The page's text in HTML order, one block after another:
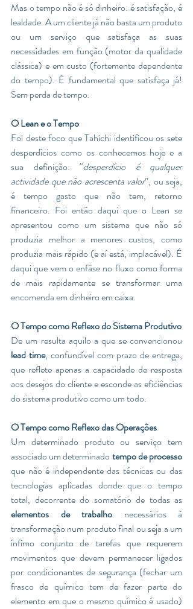
Mas o tempo não é só dinheiro: é satisfação, é
lealdade. A um cliente já não basta um produto
ou um serviço que satisfaça as suas
necessidades em função (motor da qualidade
clássica) e em custo (fortemente dependente
do tempo). É fundamental que satisfaça já!
Sem perda de tempo.
O Lean e o Tempo
Foi deste foco que Tahichi identificou os sete
desperdícios como os conhecemos hoje e a
sua definição: “desperdício é qualquer
actividade que não acrescenta valor”, ou seja,
é tempo gasto que não tem, retorno
financeiro. Foi então daqui que o Lean se
apresentou como um sistema que não só
produzia melhor a menores custos, como
produzia mais rápido (e aí está, implacável). É
daqui que vem o enfâse no fluxo como forma
de mais rapidamente se transformar uma
encomenda em dinheiro em caixa.
lead time, confundível com prazo de entrega,
que reflete apenas a capacidade de resposta
aos desejos do cliente e esconde as eficiências
do sistema produtivo como um todo.
O Tempo como Reflexo das Operações
Um determinado produto ou serviço tem
associado um determinado tempo de processo
que não é independente das técnicas ou das
tecnologias aplicadas donde que o tempo
elementos de trabalho necessários à
transformação num produto final ou seja a um
ínfimo conjunto de tarefas que requerem
movimentos que devem permanecer ligados
por condicionantes de segurança (fechar um
frasco de químico tem de fazer parte do
elemento em que o mesmo químico é usado)